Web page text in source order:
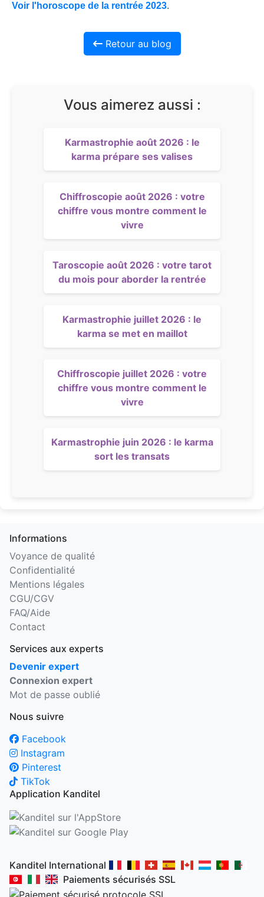
Voir l'horoscope de la rentrée 2023.
Retour au blog
Vous aimerez aussi :
Karmastrophie août 2026 : le
karma prépare ses valises
Chiffroscopie août 2026 : votre
chiffre vous montre comment le
vivre
Taroscopie août 2026 : votre tarot
du mois pour aborder la rentrée
Karmastrophie juillet 2026 : le
karma se met en maillot
Chiffroscopie juillet 2026 : votre
chiffre vous montre comment le
vivre
Karmastrophie juin 2026 : le karma
sort les transats
Informations
Voyance de qualité
Confidentialité
Mentions légales
CGU/CGV
FAQ/Aide
Contact
Services aux experts
Devenir expert
Connexion expert
Mot de passe oublié
Nous suivre
Facebook
Instagram
Pinterest
TikTok
Application Kanditel
Kanditel International
Paiements sécurisés SSL